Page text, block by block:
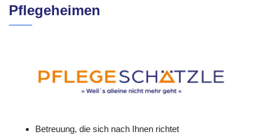
Pflegeheimen
Betreuung, die sich nach Ihnen richtet